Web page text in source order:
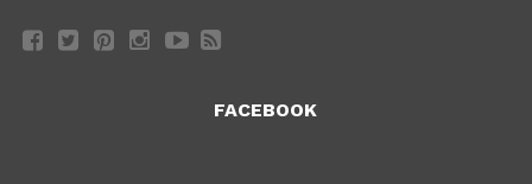
FACEBOOK